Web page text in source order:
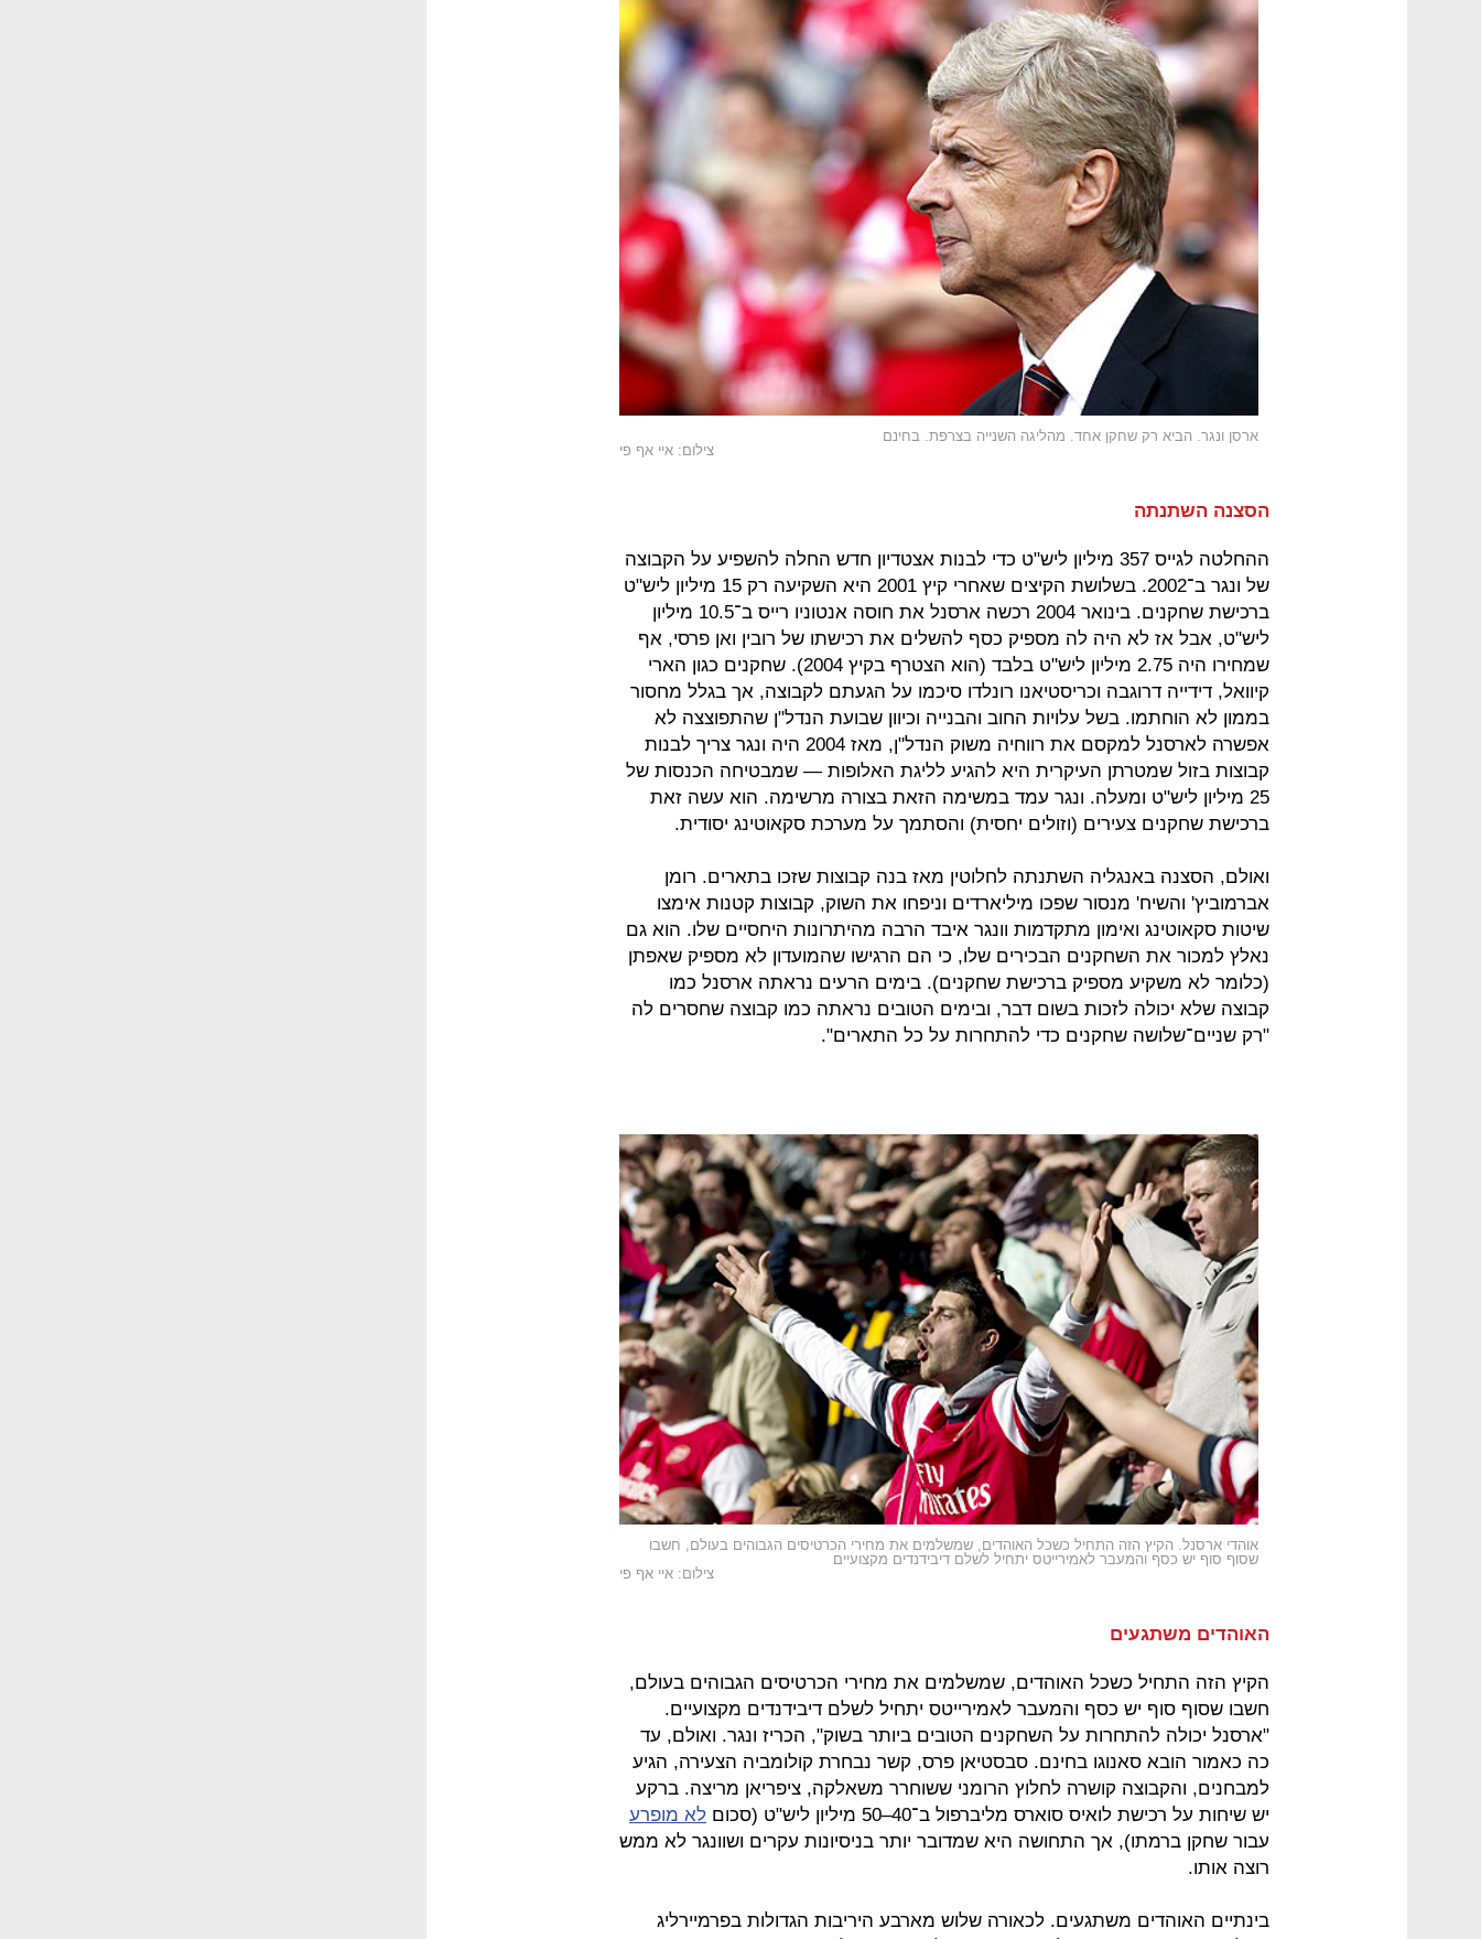
ארסן ונגר. הביא רק שחקן אחד. מהליגה השנייה בצרפת. בחינם
צילום: איי אף פי
הסצנה השתנתה
ההחלטה לגייס 357 מיליון ליש"ט כדי לבנות אצטדיון חדש החלה להשפיע על הקבוצה
של ונגר ב־2002. בשלושת הקיצים שאחרי קיץ 2001 היא השקיעה רק 15 מיליון ליש"ט
ברכישת שחקנים. בינואר 2004 רכשה ארסנל את חוסה אנטוניו רייס ב־10.5 מיליון
ליש"ט, אבל אז לא היה לה מספיק כסף להשלים את רכישתו של רובין ואן פרסי, אף
שמחירו היה 2.75 מיליון ליש"ט בלבד (הוא הצטרף בקיץ 2004). שחקנים כגון הארי
קיוואל, דידייה דרוגבה וכריסטיאנו רונלדו סיכמו על הגעתם לקבוצה, אך בגלל מחסור
בממון לא הוחתמו. בשל עלויות החוב והבנייה וכיוון שבועת הנדל"ן שהתפוצצה לא
אפשרה לארסנל למקסם את רווחיה משוק הנדל"ן, מאז 2004 היה ונגר צריך לבנות
קבוצות בזול שמטרתן העיקרית היא להגיע לליגת האלופות — שמבטיחה הכנסות של
25 מיליון ליש"ט ומעלה. ונגר עמד במשימה הזאת בצורה מרשימה. הוא עשה זאת
ברכישת שחקנים צעירים (וזולים יחסית) והסתמך על מערכת סקאוטינג יסודית.
ואולם, הסצנה באנגליה השתנתה לחלוטין מאז בנה קבוצות שזכו בתארים. רומן
אברמוביץ' והשיח' מנסור שפכו מיליארדים וניפחו את השוק, קבוצות קטנות אימצו
שיטות סקאוטינג ואימון מתקדמות וונגר איבד הרבה מהיתרונות היחסיים שלו. הוא גם
נאלץ למכור את השחקנים הבכירים שלו, כי הם הרגישו שהמועדון לא מספיק שאפתן
(כלומר לא משקיע מספיק ברכישת שחקנים). בימים הרעים נראתה ארסנל כמו
קבוצה שלא יכולה לזכות בשום דבר, ובימים הטובים נראתה כמו קבוצה שחסרים לה
"רק שניים־שלושה שחקנים כדי להתחרות על כל התארים".
אוהדי ארסנל. הקיץ הזה התחיל כשכל האוהדים, שמשלמים את מחירי הכרטיסים הגבוהים בעולם, חשבו
שסוף סוף יש כסף והמעבר לאמירייטס יתחיל לשלם דיבידנדים מקצועיים
צילום: איי אף פי
האוהדים משתגעים
הקיץ הזה התחיל כשכל האוהדים, שמשלמים את מחירי הכרטיסים הגבוהים בעולם,
חשבו שסוף סוף יש כסף והמעבר לאמירייטס יתחיל לשלם דיבידנדים מקצועיים.
"ארסנל יכולה להתחרות על השחקנים הטובים ביותר בשוק", הכריז ונגר. ואולם, עד
כה כאמור הובא סאנוגו בחינם. סבסטיאן פרס, קשר נבחרת קולומביה הצעירה, הגיע
למבחנים, והקבוצה קושרה לחלוץ הרומני ששוחרר משאלקה, ציפריאן מריצה. ברקע
יש שיחות על רכישת לואיס סוארס מליברפול ב־40–50 מיליון ליש"ט (סכום
לא מופרע
עבור שחקן ברמתו), אך התחושה היא שמדובר יותר בניסיונות עקרים ושוונגר לא ממש
רוצה אותו.
בינתיים האוהדים משתגעים. לכאורה שלוש מארבע היריבות הגדולות בפרמיירליג